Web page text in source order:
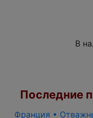
В
Последние
Франция •